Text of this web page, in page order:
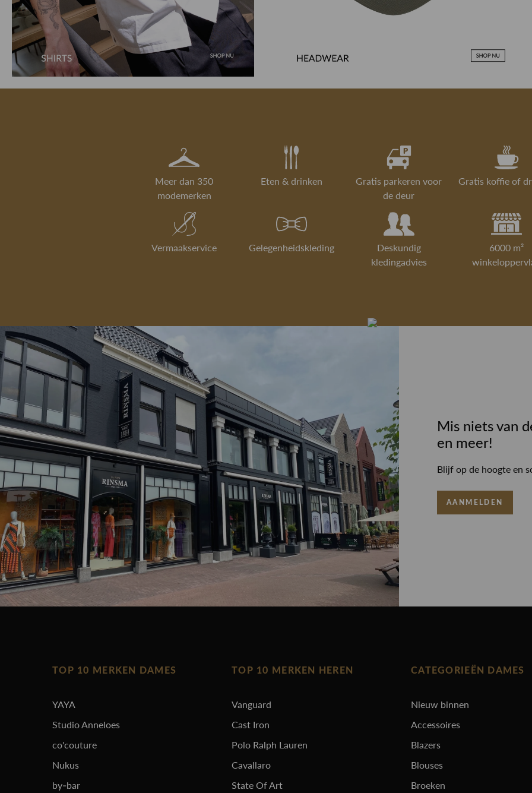
Meer dan 350
modemerken
Eten & drinken
Gratis parkeren voor
de deur
Gratis koffie of
Vermaakservice Gelegenheidskleding
Deskundig
kledingadvies
6000 m²
Mis niets van
en meer!
Blijf op de hoogte en
AANMELDEN
TOP 10 MERKEN DAMES
YAYA
Studio Anneloes
co'couture
Nukus
by-bar
TOP 10 MERKEN HEREN
Vanguard
Cast Iron
Polo Ralph Lauren
Cavallaro
State Of Art
CATEGORIEËN DAMES
Nieuw binnen
Accessoires
Blazers
Blouses
Broeken